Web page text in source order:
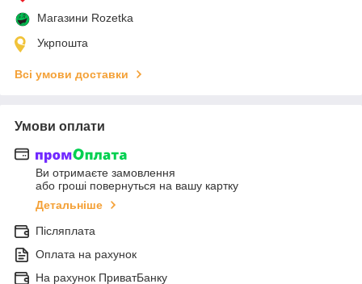
Магазини Rozetka
Укрпошта
Всі умови доставки
Умови оплати
Ви отримаєте замовлення
або гроші повернуться на вашу картку
Детальніше
Післяплата
Оплата на рахунок
На рахунок ПриватБанку